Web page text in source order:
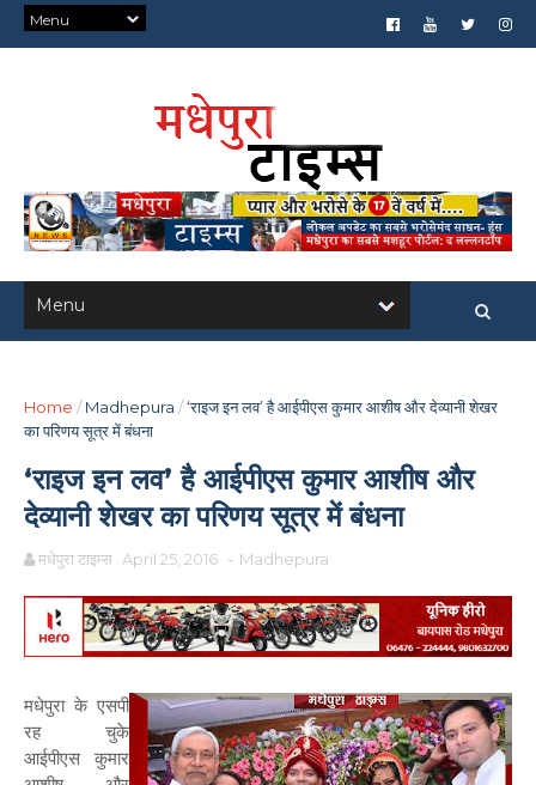
Home / Madhepura /‘राइज इन लव’ है आईपीएस कुमार आशीष और देव्यानी शेखर
का परिणय सूत्र में बंधना
‘राइज इन लव’ है आईपीएस कुमार आशीष और
देव्यानी शेखर का परिणय सूत्र में बंधना
मधेपुरा टाइम्स April 25, 2016 - Madhepura
मधेपुरा के एसपी
रह चुके
आईपीएस कुमार